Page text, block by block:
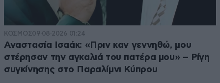
ΚΟΣΜΟΣ09·08·2026 01:24
Αναστασία Ισαάκ: «Πριν καν γεννηθώ, μου
στέρησαν την αγκαλιά του πατέρα μου» – Ρίγη
συγκίνησης στο Παραλίμνι Κύπρου